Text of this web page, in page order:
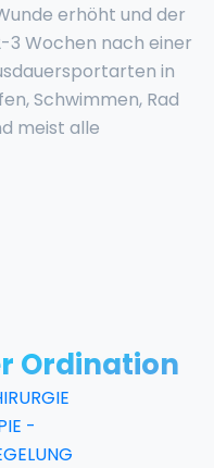
erhöht und der
3 Wochen nach einer
in
Schwimmen, Rad
meist alle
Ordination
-